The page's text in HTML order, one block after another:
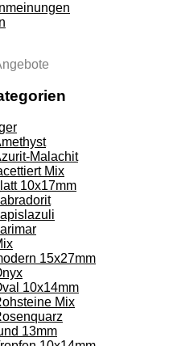
Malachit
Mix
10x17mm
15x27mm
10x14mm
Mix
13mm